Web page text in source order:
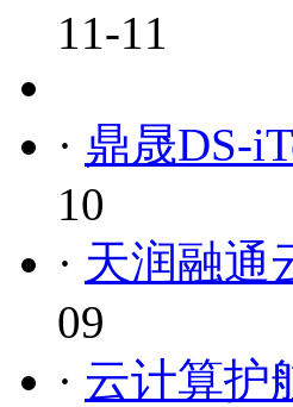
11-11
· 鼎晟DS-
10
· 天润融通
09
· 云计算护